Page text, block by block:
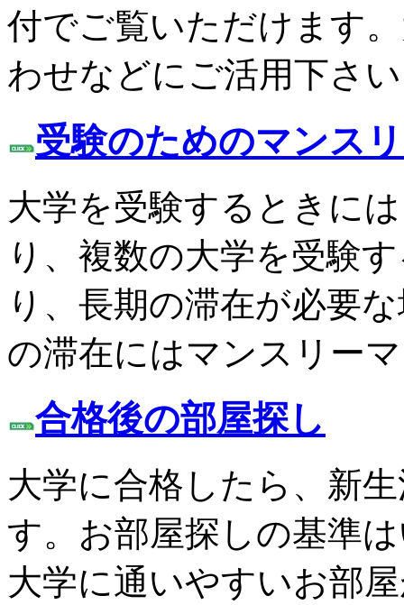
付でご覧いただけます
わせなどにご活用下さ
受験のためのマンス
大学を受験するときに
り、複数の大学を受験
り、長期の滞在が必要
の滞在にはマンスリー
合格後の部屋探し
大学に合格したら、新
す。お部屋探しの基準
大学に通いやすいお部